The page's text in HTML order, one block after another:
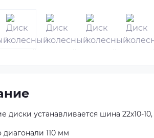
устанавливается шина 22х10-10,
диагонали 110 мм